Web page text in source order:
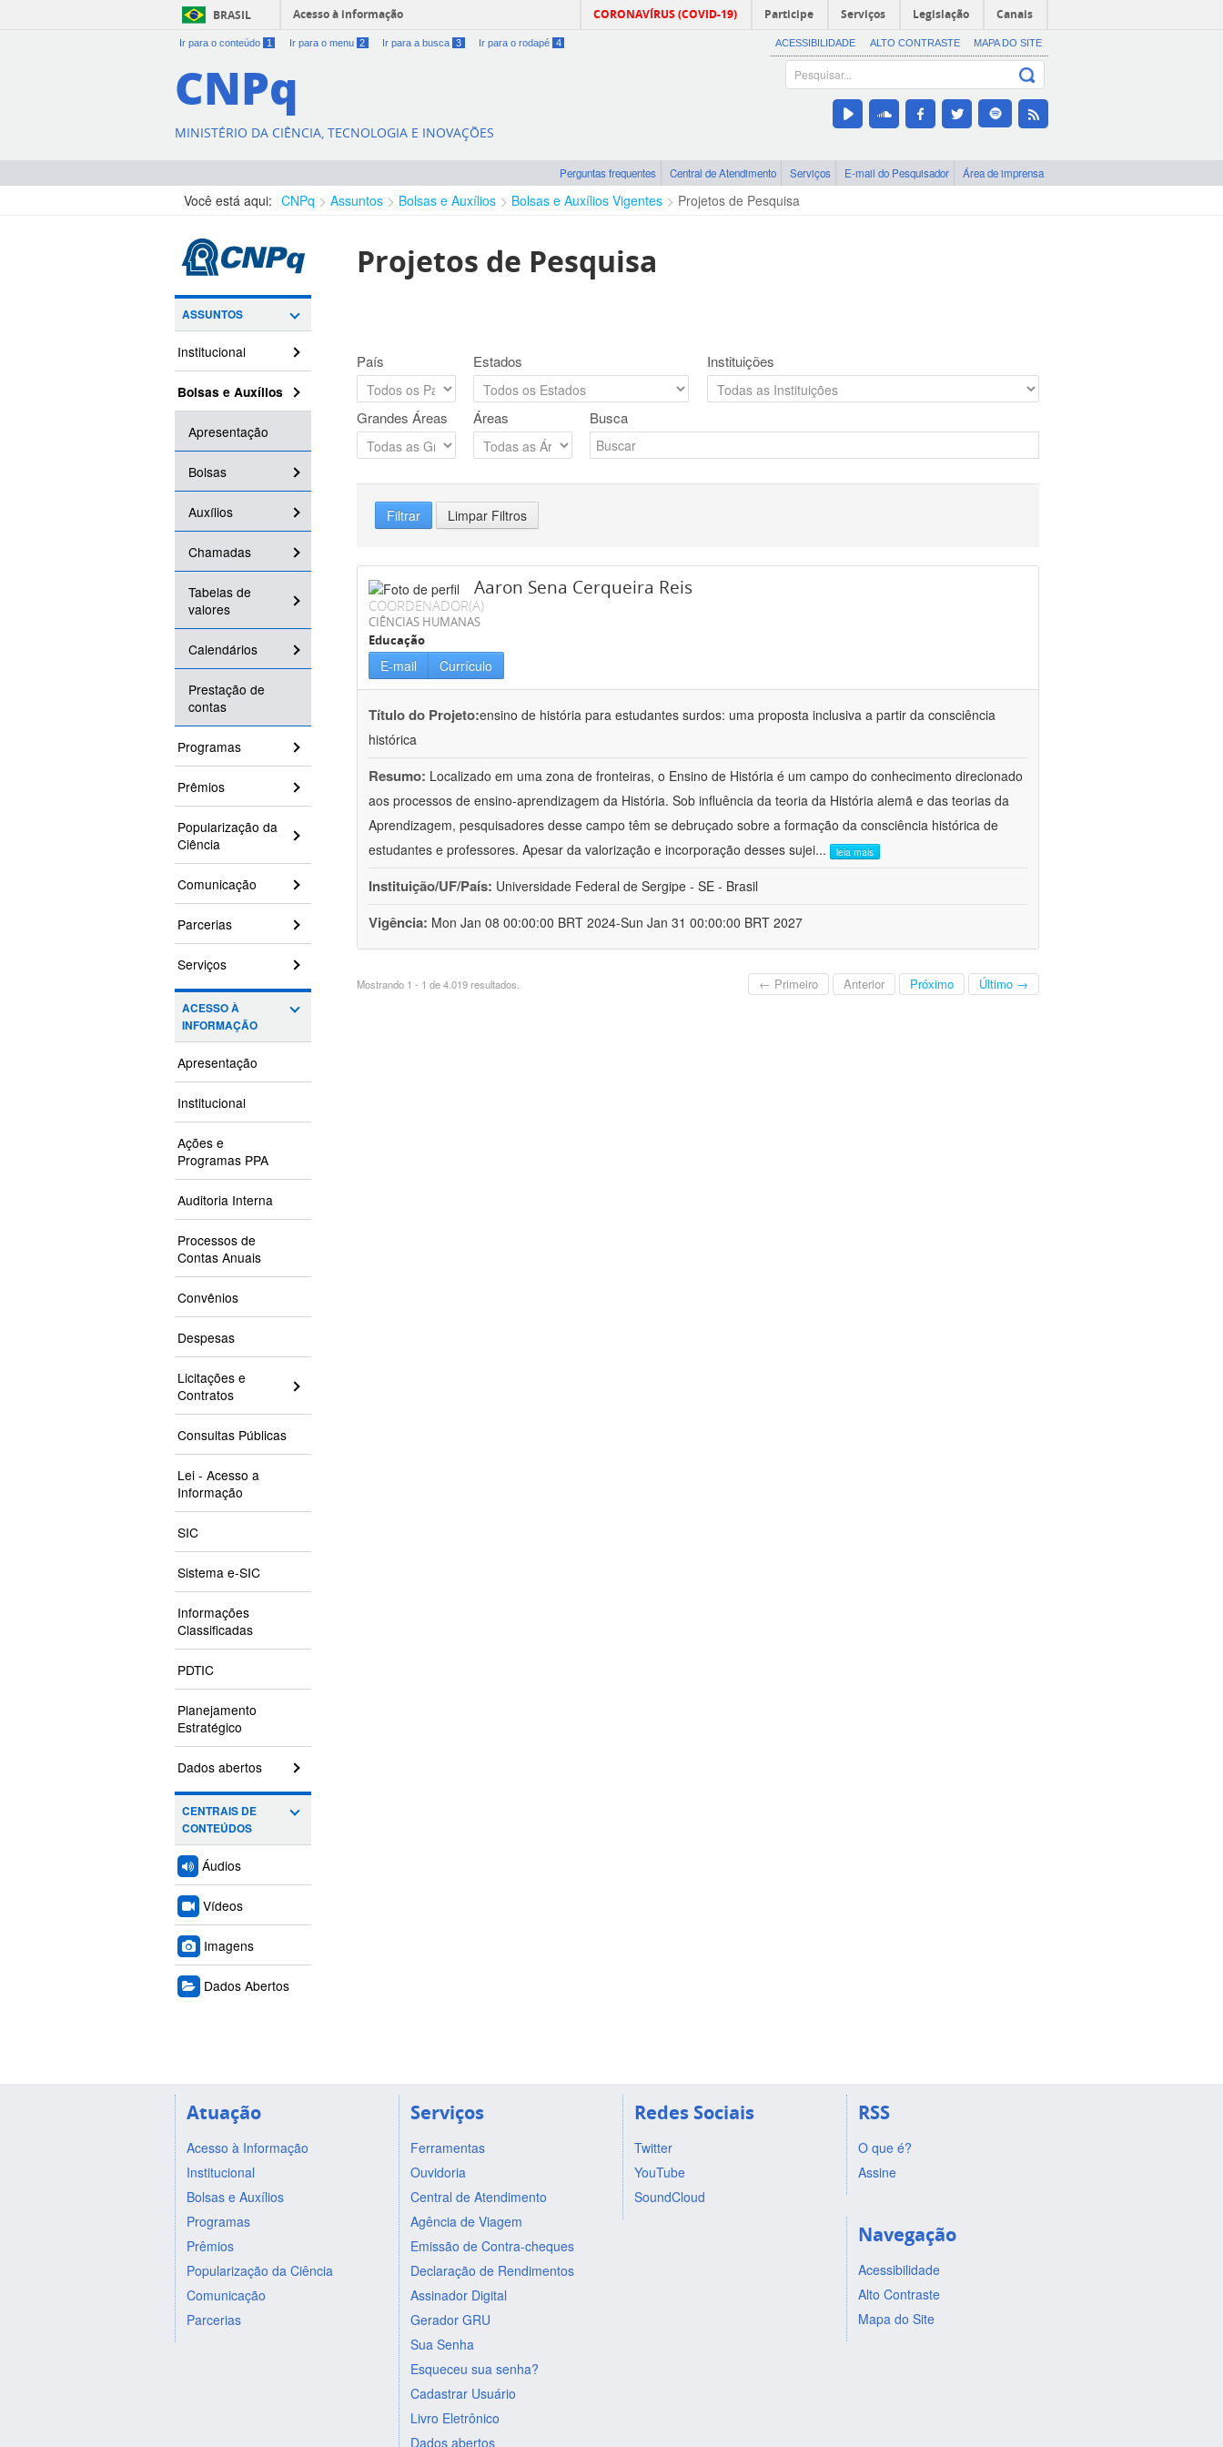
BRASIL Acesso à informação CORONAVÍRUS (COVID-19) Participe Serviços Legislação Canais
Ir para o conteúdo 1 Ir para o menu 2 Ir para a busca 3 Ir para o rodapé 4 ACESSIBILIDADE ALTO CONTRASTE MAPA DO SITE
CNPq
MINISTÉRIO DA CIÊNCIA, TECNOLOGIA E INOVAÇÕES
Perguntas frequentes Central de Atendimento Serviços E-mail do Pesquisador Área de imprensa
Você está aqui: CNPq Assuntos Bolsas e Auxílios Bolsas e Auxílios Vigentes Projetos de Pesquisa
ASSUNTOS
Institucional
Bolsas e Auxílios
Apresentação
Bolsas
Auxílios
Chamadas
Tabelas de
valores
Calendários
Prestação de
contas
Programas
Prêmios
Popularização da
Ciência
Comunicação
Parcerias
Serviços
ACESSO À
INFORMAÇÃO
Apresentação
Institucional
Ações e
Programas PPA
Auditoria Interna
Processos de
Contas Anuais
Convênios
Despesas
Licitações e
Contratos
Consultas Públicas
Lei - Acesso a
Informação
SIC
Sistema e-SIC
Informações
Classificadas
PDTIC
Planejamento
Estratégico
Dados abertos
CENTRAIS DE
CONTEÚDOS
Áudios
Vídeos
Imagens
Dados Abertos
Projetos de Pesquisa
País Estados Instituições
Grandes Áreas Áreas Busca
Filtrar Limpar Filtros
Aaron Sena Cerqueira Reis
COORDENADOR(A)
CIÊNCIAS HUMANAS
Educação
E-mail Currículo
Título do Projeto:ensino de história para estudantes surdos: uma proposta inclusiva a partir da consciência
histórica
Resumo: Localizado em uma zona de fronteiras, o Ensino de História é um campo do conhecimento direcionado
aos processos de ensino-aprendizagem da História. Sob influência da teoria da História alemã e das teorias da
Aprendizagem, pesquisadores desse campo têm se debruçado sobre a formação da consciência histórica de
estudantes e professores. Apesar da valorização e incorporação desses sujei... leia mais
Instituição/UF/País: Universidade Federal de Sergipe - SE - Brasil
Vigência: Mon Jan 08 00:00:00 BRT 2024-Sun Jan 31 00:00:00 BRT 2027
Mostrando 1 - 1 de 4.019 resultados. ← Primeiro Anterior Próximo Último →
Atuação
Acesso à Informação
Institucional
Bolsas e Auxílios
Programas
Prêmios
Popularização da Ciência
Comunicação
Parcerias
Serviços
Ferramentas
Ouvidoria
Central de Atendimento
Agência de Viagem
Emissão de Contra-cheques
Declaração de Rendimentos
Assinador Digital
Gerador GRU
Sua Senha
Esqueceu sua senha?
Cadastrar Usuário
Livro Eletrônico
Dados abertos
Redes Sociais
Twitter
YouTube
SoundCloud
RSS
O que é?
Assine
Navegação
Acessibilidade
Alto Contraste
Mapa do Site